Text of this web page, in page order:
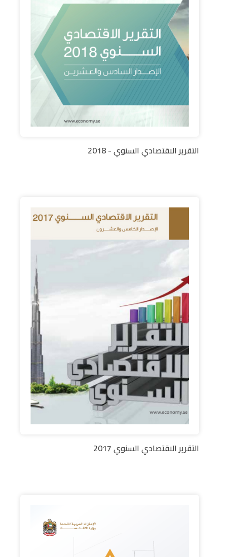
التقرير الاقتصادي السنوي - 2018
التقرير الاقتصادي السنوي 2017